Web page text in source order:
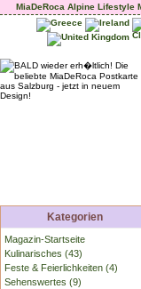
MiaDeRoca Alpine Lifestyle
Kategorien
Magazin-Startseite
Kulinarisches (43)
Feste & Feierlichkeiten (4)
Sehenswertes (9)